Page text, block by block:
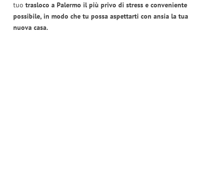
tuo trasloco a Palermo il più privo di stress e conveniente
possibile, in modo che tu possa aspettarti con ansia la tua
nuova casa.